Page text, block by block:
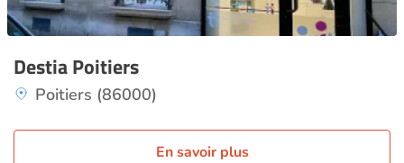
Destia Poitiers
Poitiers (86000)
En savoir plus